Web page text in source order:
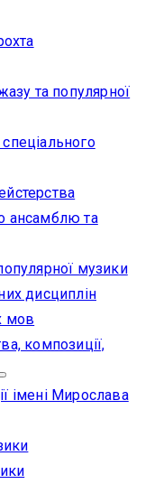
та популярної
ансамблю та
музики
дисциплін
мов
композиції,
імені Мирослава